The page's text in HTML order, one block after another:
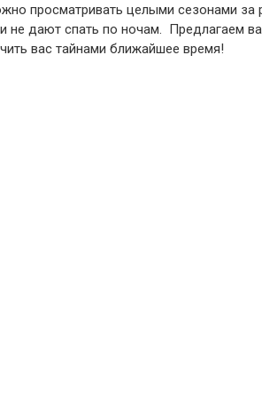
просматривать целыми сезонами за
не дают спать по ночам. Предлагаем
вас тайнами ближайшее время!